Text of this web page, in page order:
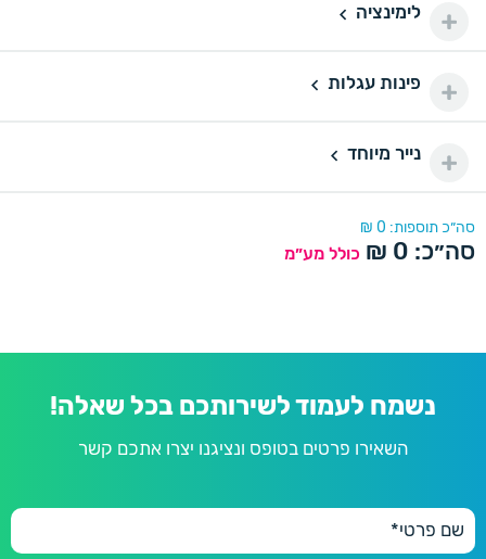
160 ₪לימינציהלימינציה
פינות עגלות
פינות עגלות
נייר מיוחדנייר מיוחד
סה״כ תוספות: 0
₪
סה״כ: 0
₪ כולל מע״מ
נשמח לעמוד לשירותכם בכל שאלה!
השאירו פרטים בטופס ונציגנו יצרו אתכם קשר